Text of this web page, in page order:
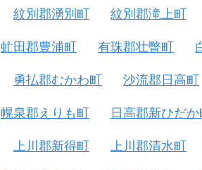
紋別郡湧別町 紋別郡滝上町
虻田郡豊浦町 有珠郡壮瞥町
勇払郡むかわ町 沙流郡日高町
幌泉郡えりも町 日高郡新ひだか
上川郡新得町 上川郡清水町